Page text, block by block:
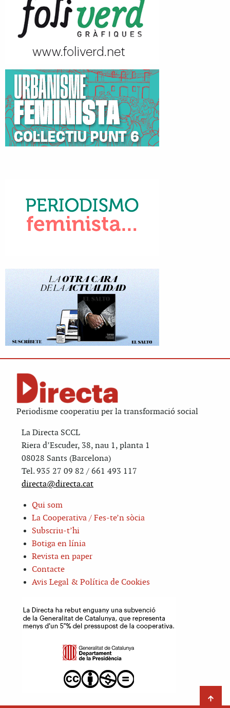
Periodisme cooperatiu per la transformació social
La Directa SCCL
Riera d’Escuder, 38, nau 1, planta 1
08028 Sants (Barcelona)
Tel. 935 27 09 82 / 661 493 117
directa@directa.cat
Qui som
La Cooperativa / Fes-te’n sòcia
Subscriu-t’hi
Botiga en línia
Revista en paper
Contacte
Avis Legal & Política de Cookies